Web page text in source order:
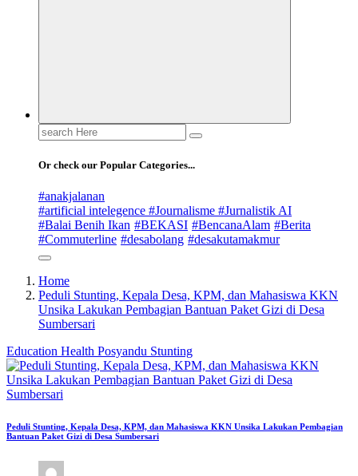
Search
for:
Or check our Popular Categories...
#anakjalanan
#artificial intelegence #Journalisme #Jurnalistik AI
#Balai Benih Ikan #BEKASI #BencanaAlam #Berita
#Commuterline #desabolang #desakutamakmur
Home
Peduli Stunting, Kepala Desa, KPM, dan Mahasiswa KKN
Unsika Lakukan Pembagian Bantuan Paket Gizi di Desa
Sumbersari
Education Health Posyandu Stunting
Peduli Stunting, Kepala Desa, KPM, dan Mahasiswa KKN Unsika Lakukan Pembagian
Bantuan Paket Gizi di Desa Sumbersari